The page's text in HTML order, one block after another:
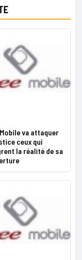
va attaquer
ceux qui
la réalité de sa